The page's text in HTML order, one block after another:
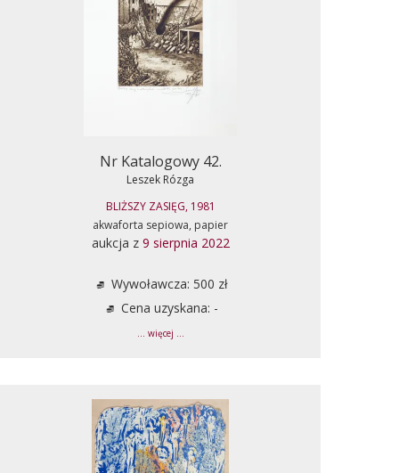
Nr Katalogowy 42.
Leszek Rózga
BLIŻSZY ZASIĘG, 1981
akwaforta sepiowa, papier
aukcja z 9 sierpnia 2022
Wywoławcza: 500 zł
Cena uzyskana: -
... więcej ...